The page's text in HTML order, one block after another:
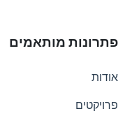
פתרונות מותאמים
אודות
פרויקטים